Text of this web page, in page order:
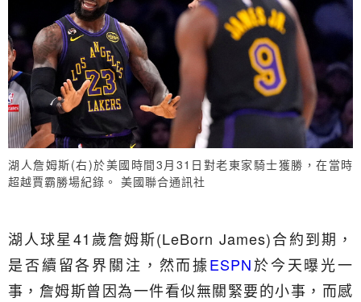
湖人詹姆斯(右)於美國時間3月31日對老東家騎士獲勝，在當時
超越賈霸勝場紀錄。 美國聯合通訊社
湖人球星41歲詹姆斯(LeBorn James)合約到期，
是否續留各界關注，然而據ESPN於今天曝光一
事，詹姆斯曾因為一件看似無關緊要的小事，而感